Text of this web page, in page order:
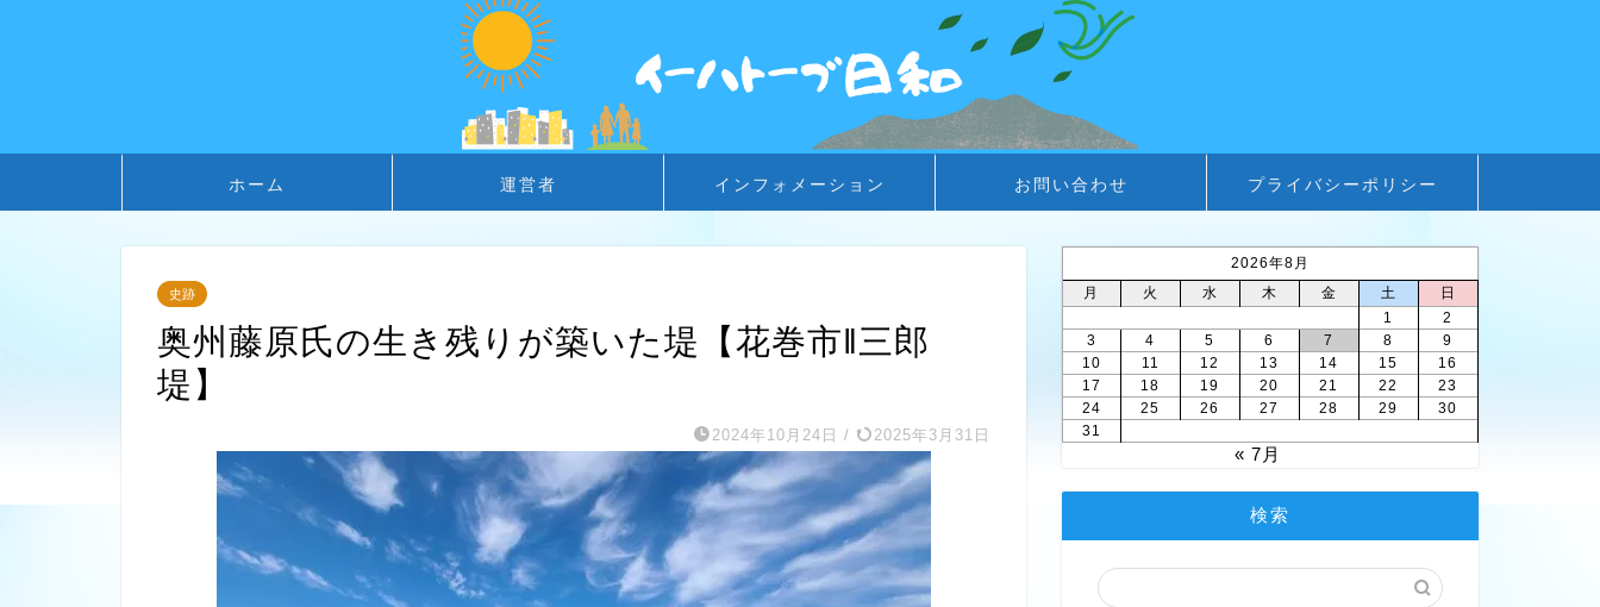
ホーム 運営者 インフォメーション お問い合わせ プライバシーポリシー
史跡
奥州藤原氏の生き残りが築いた堤【花巻市‖三郎
堤】
2024年10月24日 / 2025年3月31日
2026年8月
月
火 水 木 金 土
日
1
2
3
4 5 6 7 8
9
10
11 12 13 14 15
16
17
18 19 20 21 22
23
24
25 26 27 28 29
30
31
« 7月
検索